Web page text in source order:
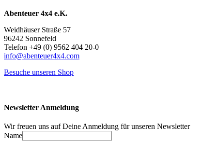
Abenteuer 4x4 e.K.
Weidhäuser Straße 57
96242 Sonnefeld
Telefon +49 (0) 9562 404 20-0
info@abenteuer4x4.com
Besuche unseren Shop
Newsletter Anmeldung
Wir freuen uns auf Deine Anmeldung für unseren Newsletter
Name